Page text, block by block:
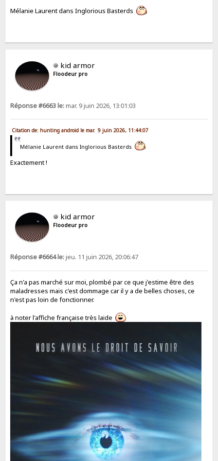
Mélanie Laurent dans Inglorious Basterds
kid armor
Floodeur pro
Réponse #6663 le:mar. 9 juin 2026, 13:01:03
Citation de: hunting android le mar. 9 juin 2026, 11:44:07
Mélanie Laurent dans Inglorious Basterds
Exactement !
kid armor
Floodeur pro
Réponse #6664 le:jeu. 11 juin 2026, 20:06:47
Ça n'a pas marché sur moi, plombé par ce que j'estime être des
maladresses mais c'est dommage car il y a de belles choses, ce
n'est pas loin de fonctionner.
à noter l'affiche française très laide